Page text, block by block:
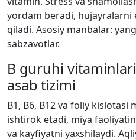
yordam beradi,
qiladi. Asosiy manbalar:
sabzavotlar.
B guruhi
asab tizimi
B1, B6, B12 va foliy
ishtirok etadi, miya
va kayfiyatni yaxshilaydi.